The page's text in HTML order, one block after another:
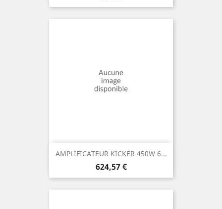
AMPLIFICATEUR KICKER 450W 6...
Prix
624,57 €